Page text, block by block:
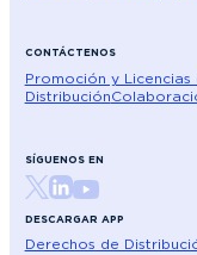
CONTÁCTENOS
Promoción y
Distribución
SÍGUENOS EN
DESCARGAR APP
Derechos de